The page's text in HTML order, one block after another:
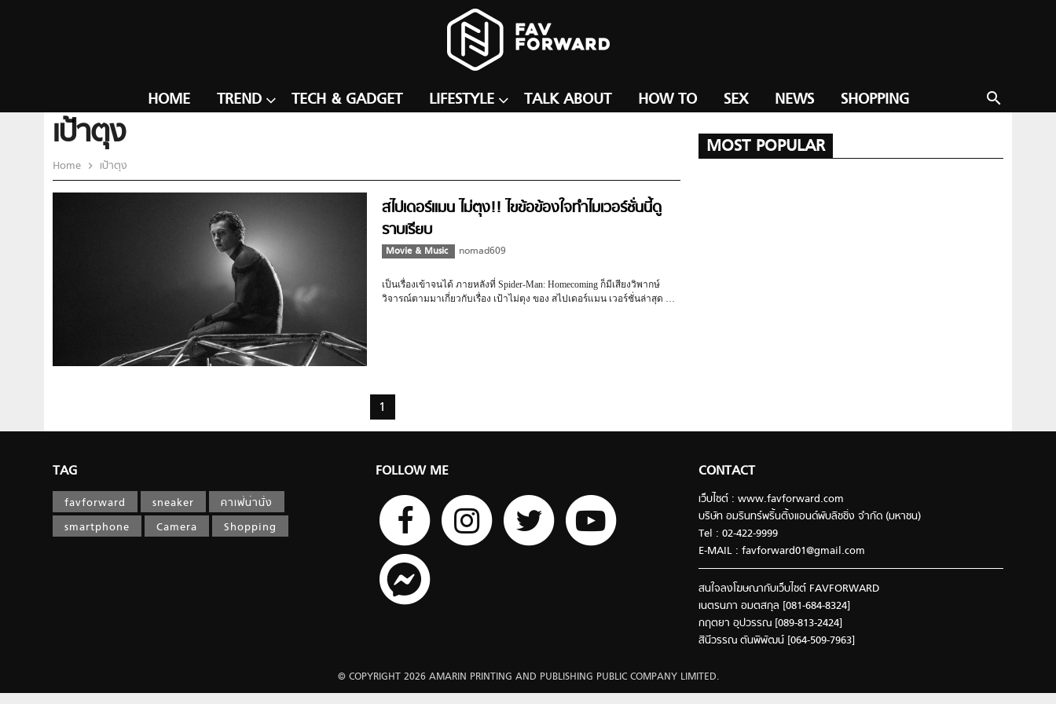
search
HOME TREND TECH & GADGET LIFESTYLE TALK ABOUT HOW TO SEX NEWS SHOPPING
เป้าตุง
Home เป้าตุง
สไปเดอร์แมน ไม่ตุง!! ไขข้อข้องใจทำไมเวอร์ชั่นนี้ดู
ราบเรียบ
Movie & Music nomad609
เป็นเรื่องเข้าจนได้ ภายหลังที่ Spider-Man: Homecoming ก็มีเสียงวิพากษ์
วิจารณ์ตามมาเกี่ยวกับเรื่อง เป้าไม่ตุง ของ สไปเดอร์แมน เวอร์ชั่นล่าสุด …
1
MOST POPULAR
TAG
favforward sneaker
คาเฟ่น่านั่ง
smartphone
Camera Shopping
FOLLOW ME CONTACT
เว็บไซต์ : www.favforward.com
บริษัท อมรินทร์พริ้นติ้งแอนด์พับลิชชิ่ง จำกัด (มหาชน)
Tel : 02-422-9999
E-MAIL : favforward01@gmail.com
สนใจลงโฆษณากับเว็บไซต์ FAVFORWARD
เนตรนภา อมตสกุล [081-684-8324]
กฤตยา อุปวรรณ [089-813-2424]
สินีวรรณ ตันพิพัฒน์ [064-509-7963]
© COPYRIGHT 2026 AMARIN PRINTING AND PUBLISHING PUBLIC COMPANY LIMITED.